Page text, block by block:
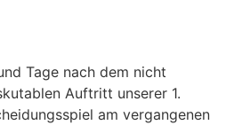
Tage nach dem nicht
Auftritt unserer 1.
am vergangenen